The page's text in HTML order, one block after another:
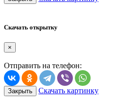
Скачать открытку
×
Отправить на телефон:
Закрыть Скачать картинку